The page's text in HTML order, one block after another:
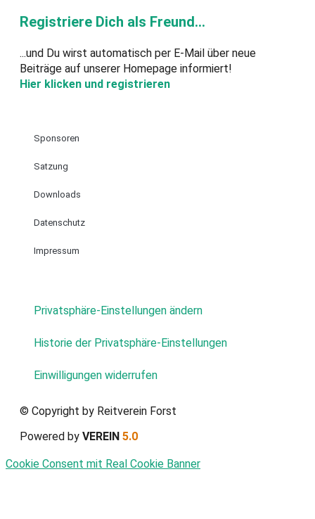
Registriere Dich als Freund...
...und Du wirst automatisch per E-Mail über neue
Beiträge auf unserer Homepage informiert!
Hier klicken und registrieren
Sponsoren
Satzung
Downloads
Datenschutz
Impressum
Privatsphäre-Einstellungen ändern
Historie der Privatsphäre-Einstellungen
Einwilligungen widerrufen
© Copyright by Reitverein Forst
Powered by VEREIN 5.0
Cookie Consent mit Real Cookie Banner